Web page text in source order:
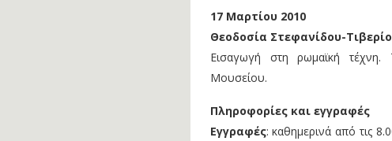
17 Μαρτίου 2010
Θεοδοσία Στεφανίδου-
Εισαγωγή στη ρωμαϊκή τέχνη.
Μουσείου.
Πληροφορίες και εγγραφές
Εγγραφές: καθημερινά από τις